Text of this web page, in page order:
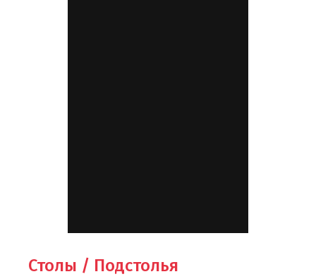
Столы / Подстолья